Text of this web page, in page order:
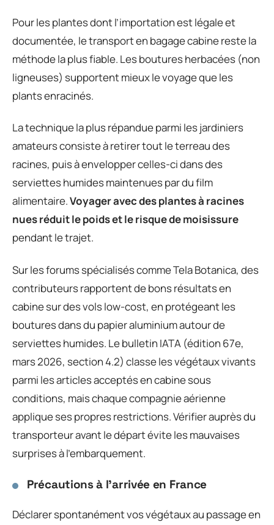
Pour les plantes dont l’importation est légale et
documentée, le transport en bagage cabine reste la
méthode la plus fiable. Les boutures herbacées (non
ligneuses) supportent mieux le voyage que les
plants enracinés.
La technique la plus répandue parmi les jardiniers
amateurs consiste à retirer tout le terreau des
racines, puis à envelopper celles-ci dans des
serviettes humides maintenues par du film
alimentaire.Voyager avec des plantes à racines
nues réduit le poids et le risque de moisissure
pendant le trajet.
Sur les forums spécialisés comme Tela Botanica, des
contributeurs rapportent de bons résultats en
cabine sur des vols low-cost, en protégeant les
boutures dans du papier aluminium autour de
serviettes humides. Le bulletin IATA (édition 67e,
mars 2026, section 4.2) classe les végétaux vivants
parmi les articles acceptés en cabine sous
conditions, mais chaque compagnie aérienne
applique ses propres restrictions. Vérifier auprès du
transporteur avant le départ évite les mauvaises
surprises à l’embarquement.
Précautions à l’arrivée en France
Déclarer spontanément vos végétaux au passage en